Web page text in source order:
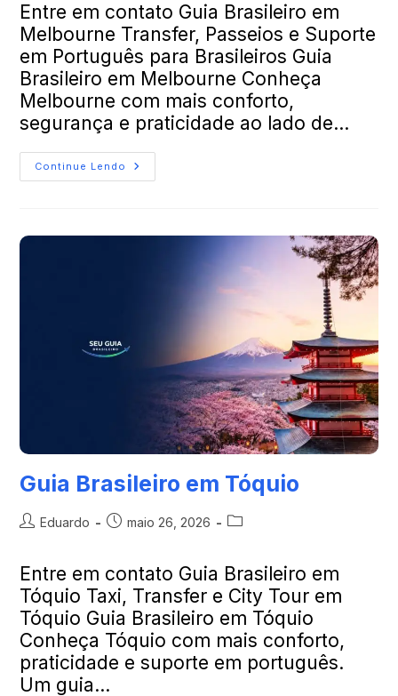
Entre em contato Guia Brasileiro em
Melbourne Transfer, Passeios e Suporte
em Português para Brasileiros Guia
Brasileiro em Melbourne Conheça
Melbourne com mais conforto,
segurança e praticidade ao lado de…
Continue Lendo
Guia Brasileiro em Tóquio
Eduardo maio 26, 2026
Entre em contato Guia Brasileiro em
Tóquio Taxi, Transfer e City Tour em
Tóquio Guia Brasileiro em Tóquio
Conheça Tóquio com mais conforto,
praticidade e suporte em português.
Um guia…